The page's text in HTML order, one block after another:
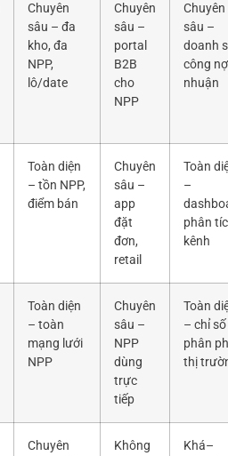
Chuyên
sâu – đa
kho, đa
NPP,
lô/date
Chuyên
sâu –
portal
B2B
cho
NPP
Chuyên
sâu –
doanh
công
nhuận
Toàn diện
– tồn NPP,
điểm bán
Chuyên
sâu –
app
đặt
đơn,
retail
Toàn
–
phân
kênh
Toàn diện
– toàn
mạng lưới
NPP
Chuyên
sâu –
NPP
dùng
trực
tiếp
Toàn
– chỉ số
phân
thị
Chuyên
Không
Khá–